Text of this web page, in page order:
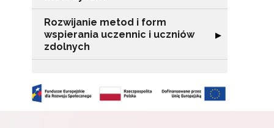
Rozwijanie metod i form
wspierania uczennic i uczniów
zdolnych
Rozwiń sekcję
▶